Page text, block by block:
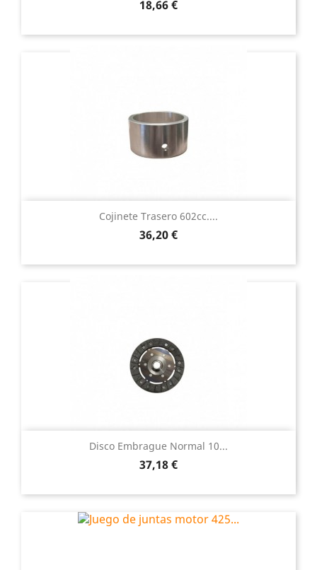
Precio
18,66 €
Cojinete Trasero 602cc....
Precio
36,20 €
Disco Embrague Normal 10...
Precio
37,18 €